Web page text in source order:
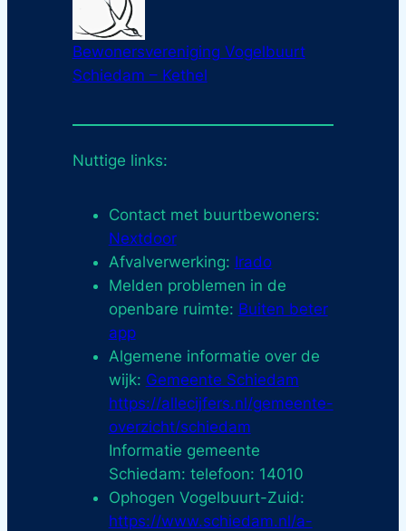
Bewonersvereniging Vogelbuurt
Schiedam – Kethel
Nuttige links:
Contact met buurtbewoners:
Nextdoor
Afvalverwerking: Irado
Melden problemen in de
openbare ruimte: Buiten beter
app
Algemene informatie over de
wijk: Gemeente Schiedam
https://allecijfers.nl/gemeente-
overzicht/schiedam
Informatie gemeente
Schiedam: telefoon: 14010
Ophogen Vogelbuurt-Zuid:
https://www.schiedam.nl/a-